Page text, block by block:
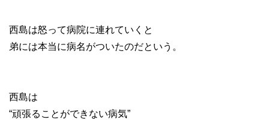
西島は怒って病院に連れていくと
弟には本当に病名がついたのだという。
西島は
“頑張ることができない病気”